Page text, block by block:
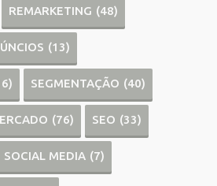
REMARKETING (48)
(13)
SEGMENTAÇÃO (40)
(76) SEO (33)
SOCIAL MEDIA (7)